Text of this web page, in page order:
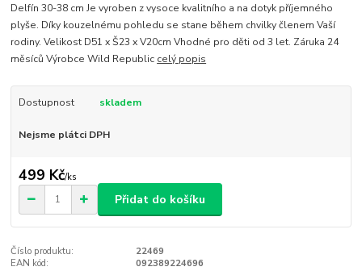
Delfín 30-38 cm Je vyroben z vysoce kvalitního a na dotyk příjemného
plyše. Díky kouzelnému pohledu se stane během chvilky členem Vaší
rodiny. Velikost D51 x Š23 x V20cm Vhodné pro děti od 3 let. Záruka 24
měsíců Výrobce Wild Republic celý popis
Dostupnost skladem
Nejsme plátci DPH
499 Kč/ks
Přidat do košíku
Číslo produktu:
22469
EAN kód:
092389224696